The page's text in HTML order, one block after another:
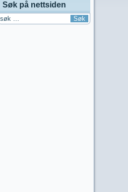
Søk på nettsiden